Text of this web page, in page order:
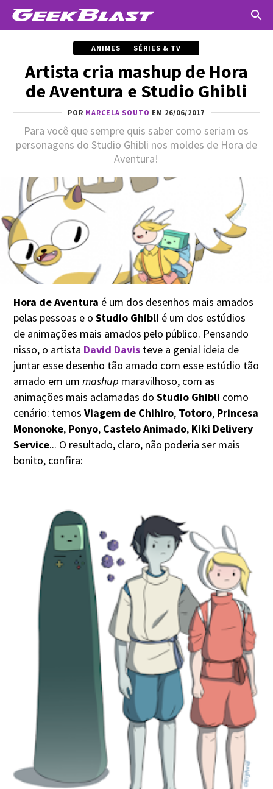
ANIMES SÉRIES & TV
Artista cria mashup de Hora
de Aventura e Studio Ghibli
POR MARCELA SOUTO EM 26/06/2017
Para você que sempre quis saber como seriam os
personagens do Studio Ghibli nos moldes de Hora de
Aventura!
Hora de Aventura é um dos desenhos mais amados
pelas pessoas e oStudio Ghibli é um dos estúdios
de animações mais amados pelo público. Pensando
nisso, o artista David Davis teve a genial ideia de
juntar esse desenho tão amado com esse estúdio tão
amado em ummashup maravilhoso, com as
animações mais aclamadas doStudio Ghibli como
cenário: temosViagem de Chihiro, Totoro, Princesa
Mononoke, Ponyo, Castelo Animado, Kiki Delivery
Service... O resultado, claro, não poderia ser mais
bonito, confira: